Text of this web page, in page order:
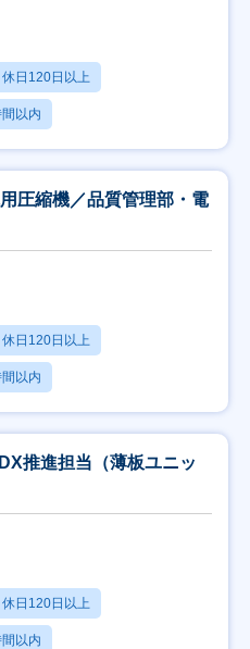
休日120日以上
以内
圧縮機／品質管理部・電
休日120日以上
以内
推進担当（薄板ユニッ
休日120日以上
以内